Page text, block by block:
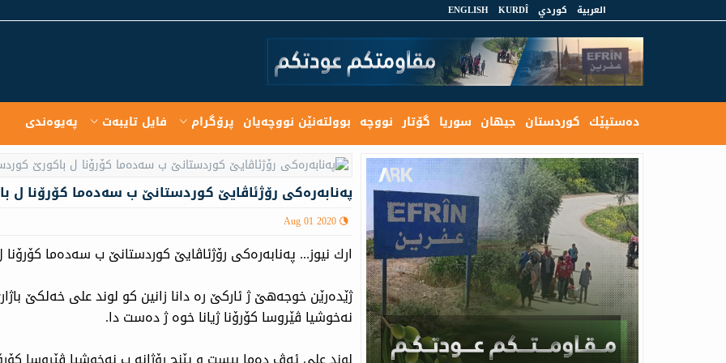
العربية كوردي KURDÎ
ENGLISH
ده‌ستپێك كوردستان جیهان سوریا گۆتار نووچه‌ بوولته‌نێن نووچه‌یان پرۆگرام فایل تایبەت په‌یوه‌ندی
پەنابەرەكی رۆژئاڤایێ كوردستانێ ب سەدەما كۆرۆنا ل
Aug 01 2020
ارك نیوز... پەنابەرەكی رۆژئاڤایێ كوردستانێ ب سەدەما
ژێدەرێن خوجەهێ ژ ئاركێ رە دانا زانین كو لوند علی خەلكێ
نەخوشیا ڤێروسا كۆرۆنا ژیانا خوە ژ دەست دا.